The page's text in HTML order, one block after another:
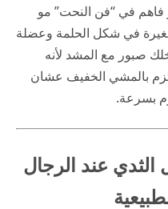
فاهم في “فن النحت” مو
في شكل الحلمة وعضلة
صبور مع المشد لأنه
بالمشي الخفيف عشان
بسرعة.
الثدي عند الرجال